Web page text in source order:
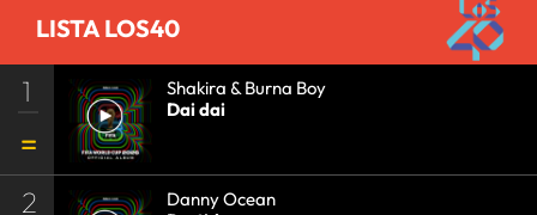
LISTA LOS40
1
Shakira & Burna Boy
Dai dai
2
Danny Ocean